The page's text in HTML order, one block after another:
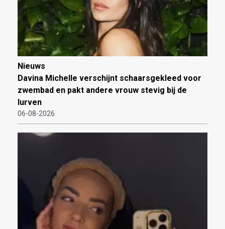
Nieuws
Davina Michelle verschijnt schaarsgekleed voor
zwembad en pakt andere vrouw stevig bij de
lurven
06-08-2026